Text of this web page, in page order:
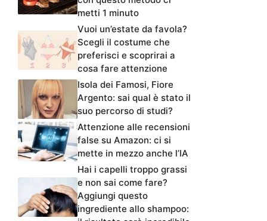
metti 1 minuto
Vuoi un’estate da favola?
Scegli il costume che
preferisci e scoprirai a
cosa fare attenzione
Isola dei Famosi, Fiore
Argento: sai qual è stato il
suo percorso di studi?
Attenzione alle recensioni
false su Amazon: ci si
mette in mezzo anche l’IA
Hai i capelli troppo grassi
e non sai come fare?
Aggiungi questo
ingrediente allo shampoo: